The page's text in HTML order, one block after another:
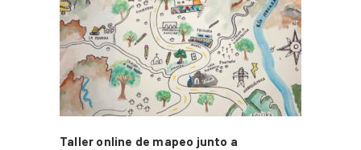
Taller online de mapeo junto a